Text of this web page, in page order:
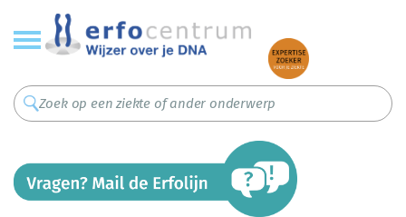
Overslaan
en
naar
inhoud
gaan